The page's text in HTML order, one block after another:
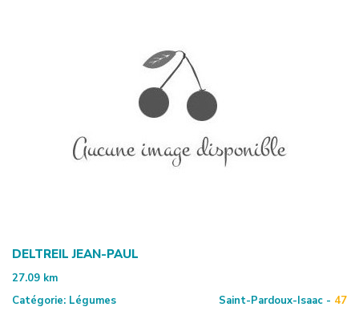
DELTREIL JEAN-PAUL
27.09 km
Catégorie: Légumes Saint-Pardoux-Isaac - 47